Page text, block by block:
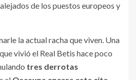
de los puestos europeos y
la actual racha que viven. Una
vivió el Real Betis hace poco
tres derrotas